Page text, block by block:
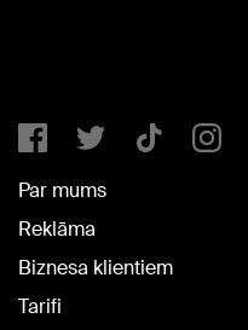
Par mums
Reklāma
Biznesa klientiem
Tarifi